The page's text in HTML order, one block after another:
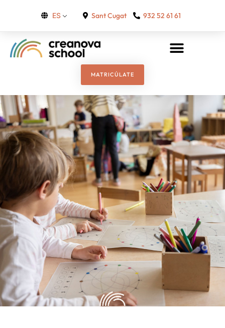
ES Sant Cugat 932 52 61 61
MATRICÚLATE